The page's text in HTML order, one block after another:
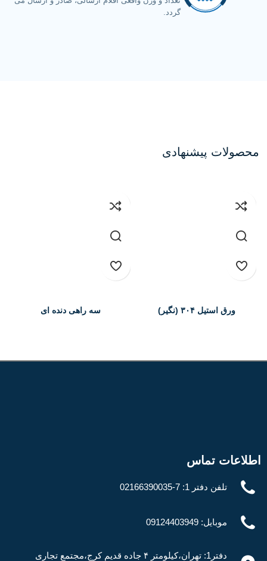
گردد.
محصولات پیشنهادی
ورق استیل ۳۰۴ (نگیر)
سه راهی دنده ای
اطلاعات تماس
تلفن دفتر 1: 7-02166390035
موبایل: 09124403949
دفتر1: تهران،کیلومتر ۴ جاده قدیم کرج،مجتمع تجاری